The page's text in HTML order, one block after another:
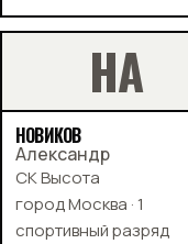
НА
НОВИКОВ
Александр
СК Высота
город Москва · 1
спортивный разряд